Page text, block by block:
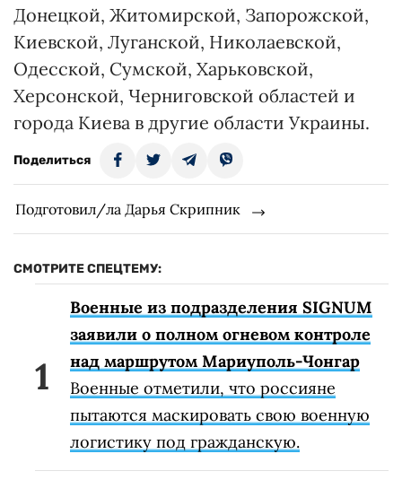
Донецкой, Житомирской, Запорожской,
Киевской, Луганской, Николаевской,
Одесской, Сумской, Харьковской,
Херсонской, Черниговской областей и
города Киева в другие области Украины.
Поделиться
Подготовил/ла Дарья Скрипник
СМОТРИТЕ СПЕЦТЕМУ:
Военные из подразделения SIGNUM
заявили о полном огневом контроле
над маршрутом Мариуполь-Чонгар
Военные отметили, что россияне
пытаются маскировать свою военную
логистику под гражданскую.